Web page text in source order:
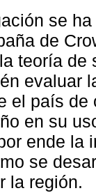
se
de
teoría de
evaluar
el país
en su
ende la
se
la región.